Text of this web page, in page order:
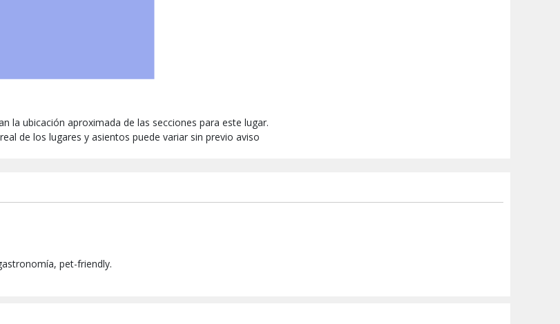
la ubicación aproximada de las secciones para este lugar.
de los lugares y asientos puede variar sin previo aviso
pet-friendly.